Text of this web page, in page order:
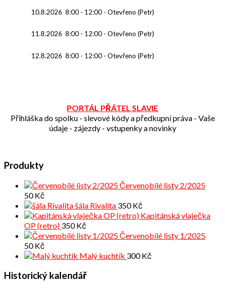
10.8.2026 8:00 - 12:00 - Otevřeno (Petr)
11.8.2026 8:00 - 12:00 - Otevřeno (Petr)
12.8.2026 8:00 - 12:00 - Otevřeno (Petr)
PORTÁL PŘÁTEL SLAVIE
Přihláška do spolku - slevové kódy a předkupní práva - Vaše
údaje - zájezdy - vstupenky a novinky
Produkty
Červenobílé listy 2/2025
50Kč
šála Rivalita 350Kč
Kapitánská vlaječka
OP (retro) 350Kč
Červenobílé listy 1/2025
50Kč
Malý kuchtík 300Kč
Historický kalendář